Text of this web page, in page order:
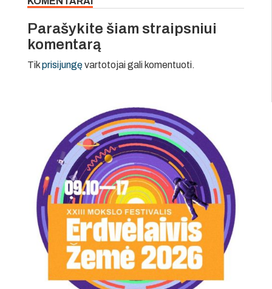
Parašykite šiam straipsniui
komentarą
Tikprisijungęvartotojai gali komentuoti.